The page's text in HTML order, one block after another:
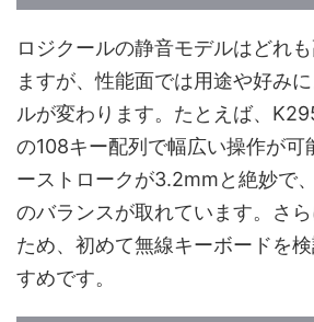
ロジクールの静音モデルはどれ
ますが、性能面では用途や好み
ルが変わります。たとえば、
の108キー配列で幅広い操作が可
ーストロークが3.2mmと絶妙で
のバランスが取れています。さ
ため、初めて無線キーボードを
すめです。